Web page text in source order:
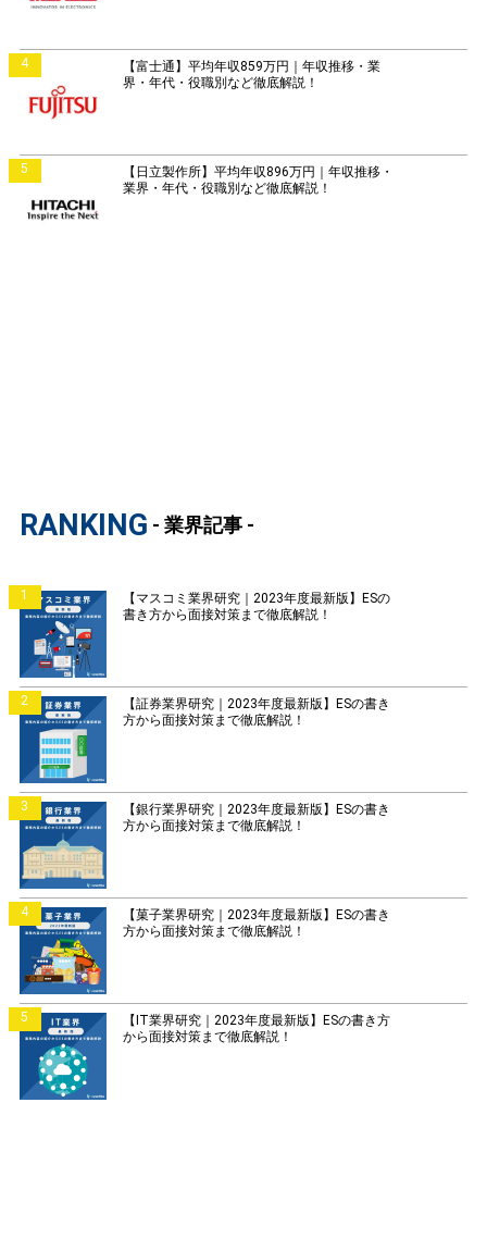
4
【富士通】平均年収859万円｜年収推移・業
界・年代・役職別など徹底解説！
5
【日立製作所】平均年収896万円｜年収推移・
業界・年代・役職別など徹底解説！
RANKING - 業界記事 -
1
【マスコミ業界研究｜2023年度最新版】ESの
書き方から面接対策まで徹底解説！
2
【証券業界研究｜2023年度最新版】ESの書き
方から面接対策まで徹底解説！
3
【銀行業界研究｜2023年度最新版】ESの書き
方から面接対策まで徹底解説！
4
【菓子業界研究｜2023年度最新版】ESの書き
方から面接対策まで徹底解説！
5
【IT業界研究｜2023年度最新版】ESの書き方
から面接対策まで徹底解説！